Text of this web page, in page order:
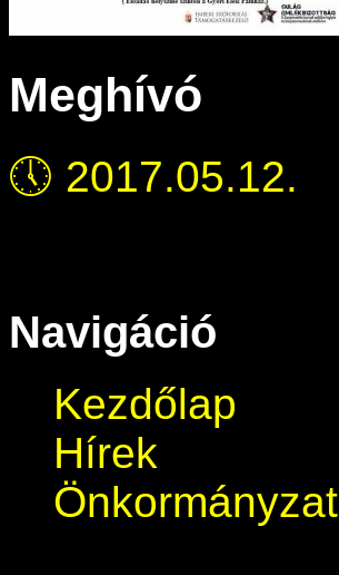
Meghívó
🕔 2017.05.12.
Navigáció
Kezdőlap
Hírek
Önkormányzat